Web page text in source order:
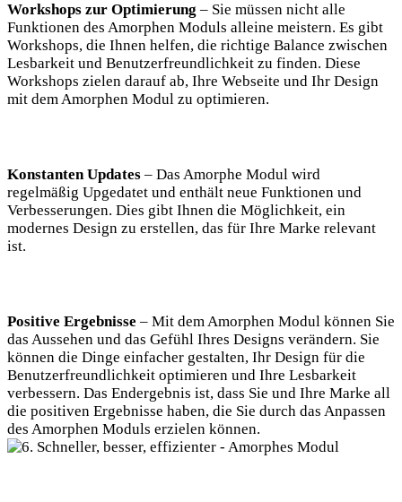
Workshops zur Optimierung – Sie müssen nicht alle
Funktionen des Amorphen Moduls alleine meistern. Es gibt
Workshops, die Ihnen helfen, die richtige Balance zwischen
Lesbarkeit und Benutzerfreundlichkeit zu finden. Diese
Workshops zielen darauf ab, Ihre Webseite und Ihr Design
mit dem Amorphen Modul zu optimieren.
Konstanten Updates – Das Amorphe Modul wird
regelmäßig Upgedatet und enthält neue Funktionen und
Verbesserungen. Dies gibt Ihnen die Möglichkeit, ein
modernes Design zu erstellen, das für Ihre Marke relevant
ist.
Positive Ergebnisse – Mit dem Amorphen Modul können Sie
das Aussehen und das Gefühl Ihres Designs verändern. Sie
können die Dinge einfacher gestalten, Ihr Design für die
Benutzerfreundlichkeit optimieren und Ihre Lesbarkeit
verbessern. Das Endergebnis ist, dass Sie und Ihre Marke all
die positiven Ergebnisse haben, die Sie durch das Anpassen
des Amorphen Moduls erzielen können.